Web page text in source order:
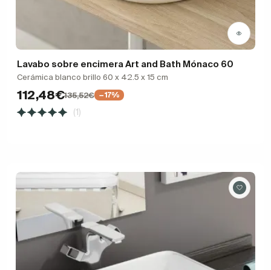
Lavabo sobre encimera Art and Bath Mónaco 60
Cerámica blanco brillo 60 x 42.5 x 15 cm
112,48€135,52€ −17%
(1)